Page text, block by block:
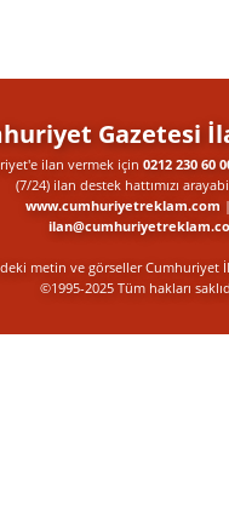
Gazetesi
ilan vermek için 0212 230 60
(7/24) ilan destek​ hattımızı
www.cumhuriyetreklam.com
metin ve görseller Cumhuriyet
©1995-2025 Tüm hakları